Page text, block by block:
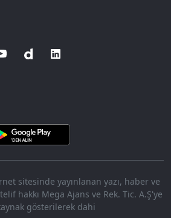
sitesinde yayınlanan yazı, haber ve
hakkı Mega Ajans ve Rek. Tic. A.Ş'ye
gösterilerek dahi